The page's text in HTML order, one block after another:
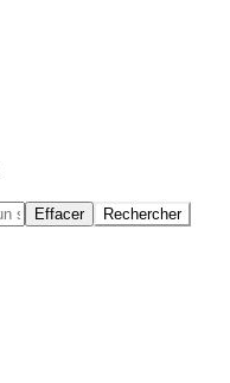
Effacer Rechercher